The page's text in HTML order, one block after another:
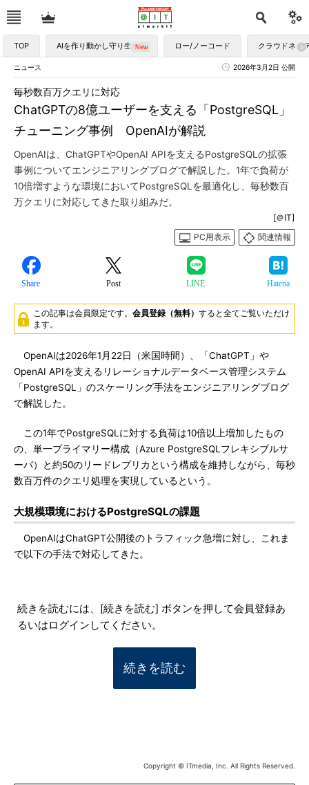
TOP AIを作り動かし守り生かす ロー/ノーコード クラウドネイ
ニュース 2026年3月2日 公開
ChatGPTの8億ユーザーを支える「PostgreSQL」
チューニング事例 OpenAIが解説
毎秒数百万クエリに対応
OpenAIは、ChatGPTやOpenAI APIを支えるPostgreSQLの拡張
事例についてエンジニアリングブログで解説した。1年で負荷が
10倍増すような環境においてPostgreSQLを最適化し、毎秒数百
万クエリに対応してきた取り組みだ。
[＠IT]
PC用表示
関連情報
Share Post LINE Hatena
この記事は会員限定です。 会員登録（無料） すると全てご覧いただけ
ます。
OpenAIは2026年1月22日（米国時間）、「ChatGPT」や
OpenAI APIを支えるリレーショナルデータベース管理システム
「PostgreSQL」のスケーリング手法をエンジニアリングブログ
で解説した。
この1年でPostgreSQLに対する負荷は10倍以上増加したもの
の、単一プライマリー構成（Azure PostgreSQLフレキシブルサ
ーバ）と約50のリードレプリカという構成を維持しながら、毎秒
数百万件のクエリ処理を実現しているという。
大規模環境におけるPostgreSQLの課題
OpenAIはChatGPT公開後のトラフィック急増に対し、これま
で以下の手法で対応してきた。
続きを読むには、[続きを読む] ボタンを押して会員登録あ
るいはログインしてください。
続きを読む
Copyright © ITmedia, Inc. All Rights Reserved.